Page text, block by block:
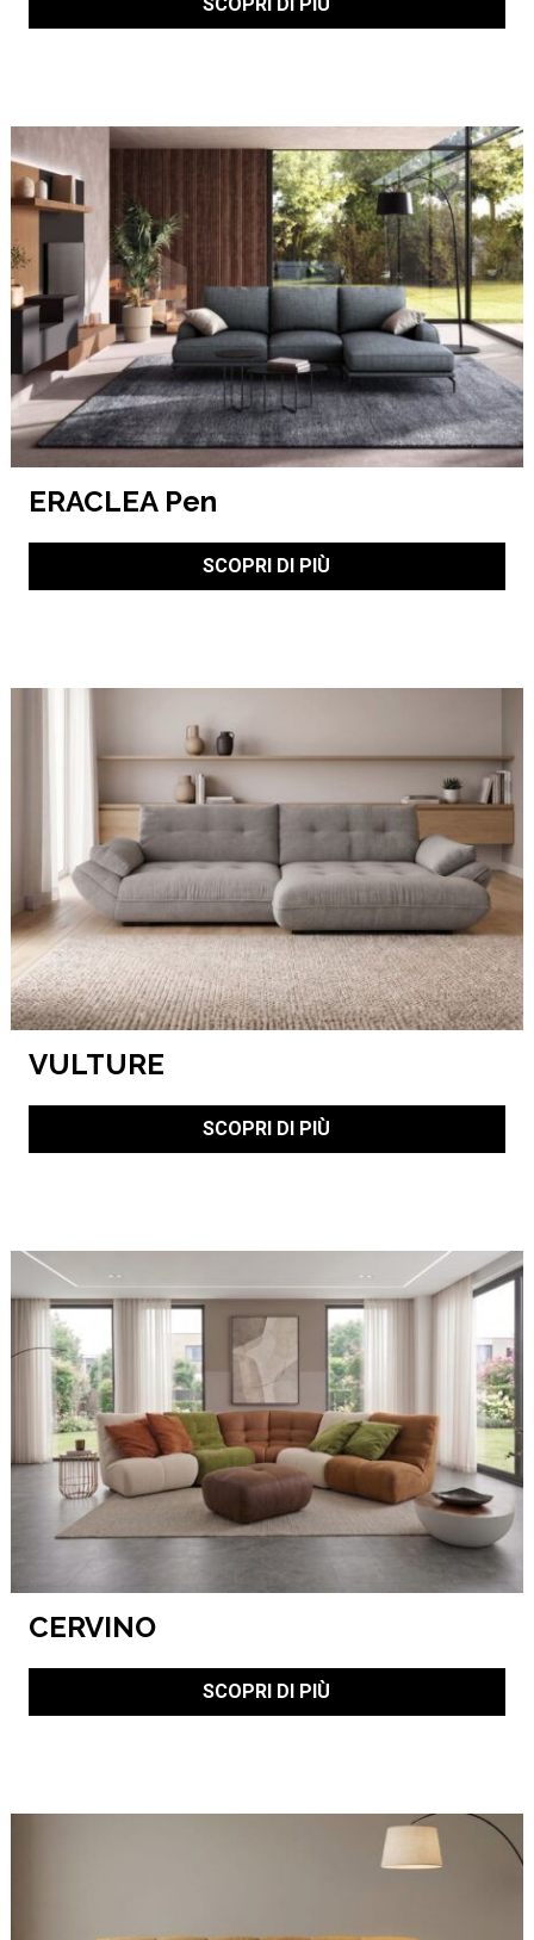
ERACLEA Pen
SCOPRI DI PIÙ
VULTURE
SCOPRI DI PIÙ
CERVINO
SCOPRI DI PIÙ